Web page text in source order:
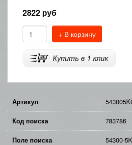
2822 руб
+ В корзину
Артикул
Код поиска 783786
Поле поиска 54300-